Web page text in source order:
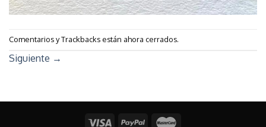
Comentarios y Trackbacks están ahora cerrados.
Siguiente →